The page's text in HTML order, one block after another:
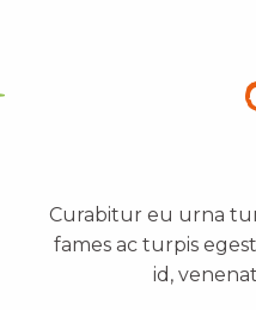
Curabitur eu urna
fames ac turpis
id,